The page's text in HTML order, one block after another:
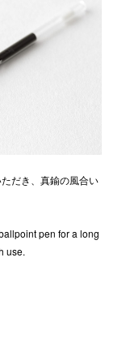
だき、真鍮の風合い
pen for a long
use.